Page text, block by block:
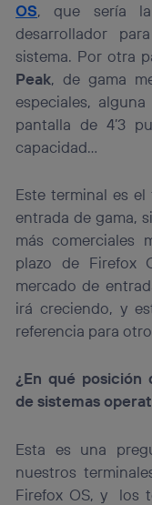
OS, que sería la
desarrollador
sistema. Por otra
Peak, de gama
especiales,
pantalla de 4’3
capacidad…
Este terminal es
entrada de gama,
más comerciales
plazo de Firefox
mercado de
irá creciendo, y
referencia para
¿En qué posición
de sistemas
Esta es una
nuestros
Firefox OS, y los